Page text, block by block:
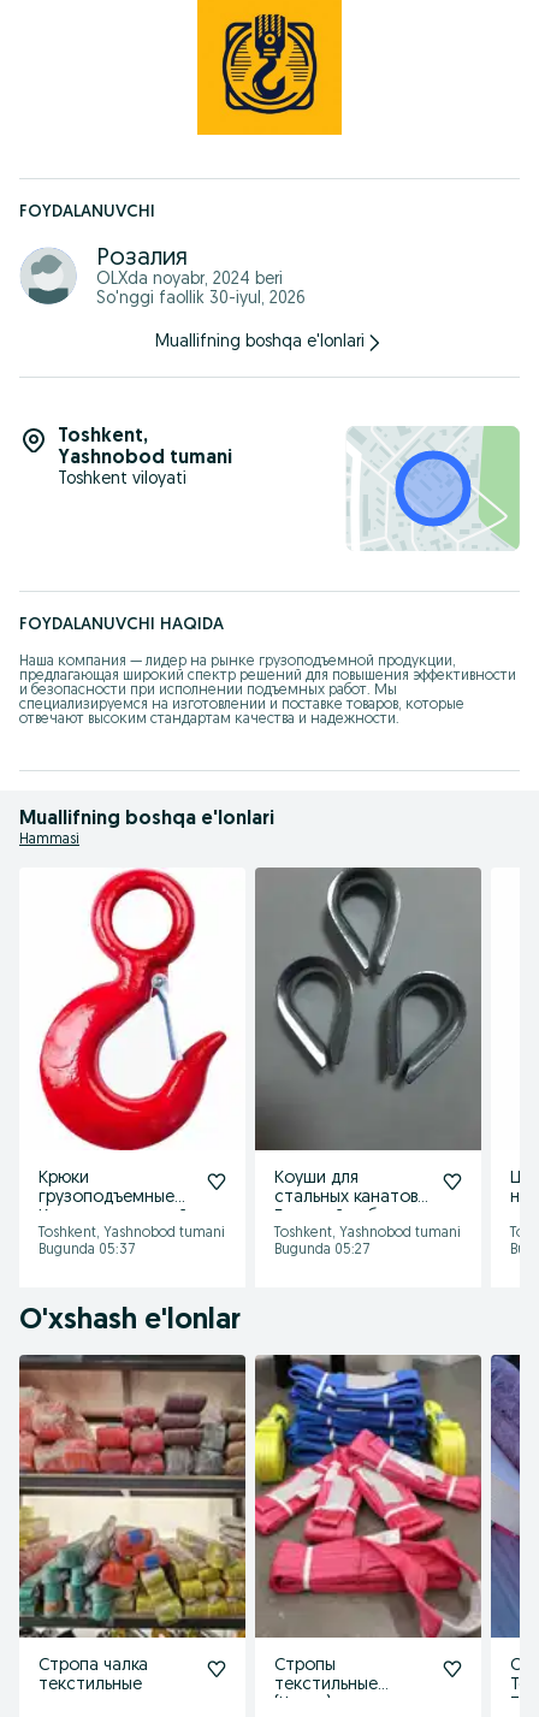
Возможно изготовление строп по
индивидуальным параметрам и требуемым нагрузкам..
FOYDALANUVCHI
Розалия
OLXda noyabr, 2024 beri
So'nggi faollik 30-iyul, 2026
Muallifning boshqa e'lonlari
Toshkent,
Yashnobod tumani
Toshkent viloyati
FOYDALANUVCHI HAQIDA
Наша компания — лидер на рынке грузоподъемной продукции,
предлагающая широкий спектр решений для повышения эффективности
и безопасности при исполнении подъемных работ. Мы
специализируемся на изготовлении и поставке товаров, которые
отвечают высоким стандартам качества и надежности.
Muallifning boshqa e'lonlari
Hammasi
Крюки
грузоподъемные
Для строп и
такелажа В
Toshkent, Yashnobod tumani
Bugunda 05:37
Коуши для
стальных канатов
размеров В
наличии
Toshkent, Yashnobod tumani
Bugunda 05:27
O'xshash e'lonlar
Стропа чалка
текстильные
Стропы
текстильные